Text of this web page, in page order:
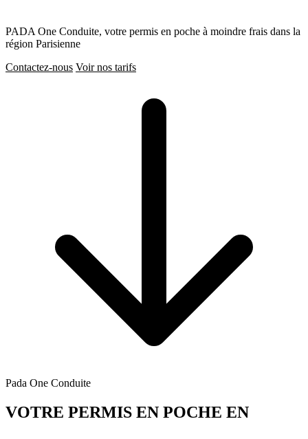
PADA One Conduite, votre permis en poche à moindre frais dans la
région Parisienne
Contactez-nous Voir nos tarifs
Pada One Conduite
VOTRE PERMIS EN POCHE EN